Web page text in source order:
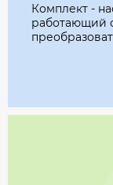
Комплект -
работающий